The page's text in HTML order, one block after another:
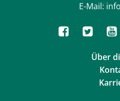
E-Mail:
Über